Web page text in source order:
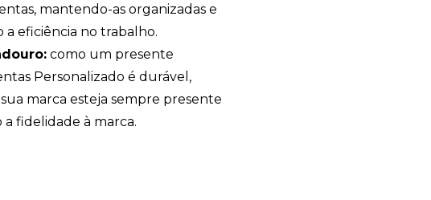
mantendo-as organizadas e
a eficiência no trabalho.
como um presente
Personalizado é durável,
marca esteja sempre presente
fidelidade à marca.